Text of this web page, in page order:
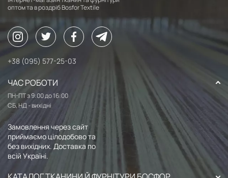
оптом та в роздріб Bosfor Textile
+38 (095) 577-25-03
ЧАС РОБОТИ
ПН-ПТ з 9:00 до 16:00
СБ, НД - вихідні
Замовлення через сайт
приймаємо цілодобово та
без вихідних. Доставка по
всій Україні.